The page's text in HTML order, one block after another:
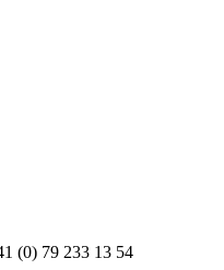
(0) 79 233 13 54